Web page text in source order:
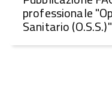
professionale
Sanitario (O.S.S.)"